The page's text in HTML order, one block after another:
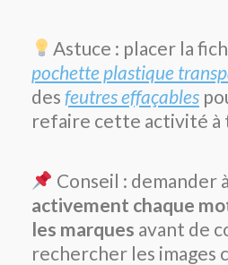
Astuce : placer la
pochette plastique
des feutres effaçables
refaire cette activité à
Conseil : demander
activement chaque
les marques avant de
rechercher les images